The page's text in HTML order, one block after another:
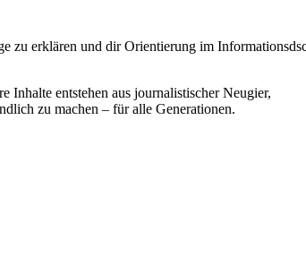
zu erklären und dir Orientierung im
Inhalte entstehen aus journalistischer Neugier,
zu machen – für alle Generationen.